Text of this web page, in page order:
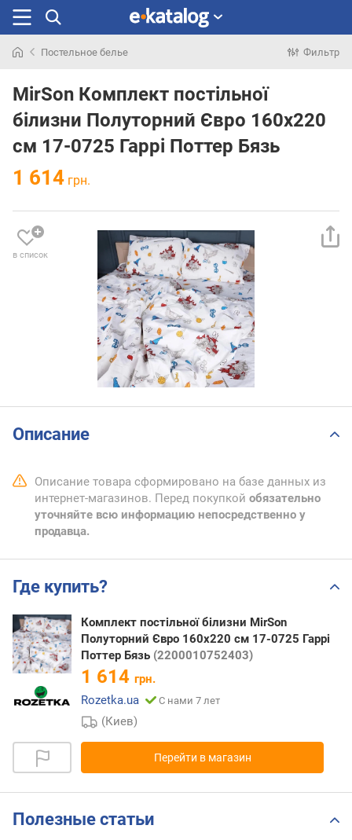
раньше
Постельное белье Фильтр
MirSon Комплект постільної
білизни Полуторний Євро 160х220
см 17-0725 Гаррі Поттер Бязь
1 614 грн.
в список
Описание
Описание товара сформировано на базе данных из
интернет-магазинов. Перед покупкой обязательно
уточняйте всю информацию непосредственно у
продавца.
Где купить?
Комплект постільної білизни MirSon
Полуторний Євро 160х220 см 17-0725 Гаррі
Поттер Бязь (2200010752403)
1 614 грн.
Rozetka.ua
С нами 7 лет
(Киев)
Перейти в магазин
Полезные статьи